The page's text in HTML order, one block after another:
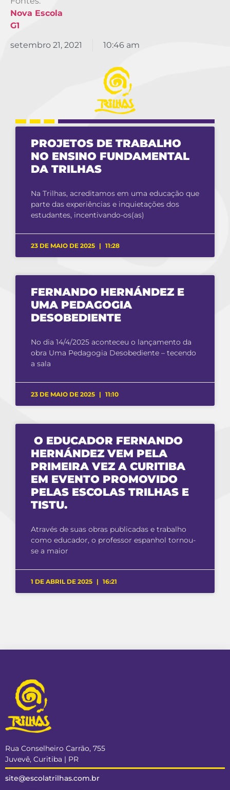
Nova Escola
G1
setembro 21, 2021 10:46 am
PROJETOS DE TRABALHO
NO ENSINO FUNDAMENTAL
DA TRILHAS
Na Trilhas, acreditamos em uma educação que
parte das experiências e inquietações dos
estudantes, incentivando-os(as)
23 DE MAIO DE 2025 11:28
FERNANDO HERNÁNDEZ E
UMA PEDAGOGIA
DESOBEDIENTE
No dia 14/4/2025 aconteceu o lançamento da
obra Uma Pedagogia Desobediente – tecendo
a sala
23 DE MAIO DE 2025 11:10
O EDUCADOR FERNANDO
HERNÁNDEZ VEM PELA
PRIMEIRA VEZ A CURITIBA
EM EVENTO PROMOVIDO
PELAS ESCOLAS TRILHAS E
TISTU.
Através de suas obras publicadas e trabalho
como educador, o professor espanhol tornou-
se a maior
1 DE ABRIL DE 2025 16:21
Rua Conselheiro Carrão, 755
Juvevê, Curitiba | PR
site@escolatrilhas.com.br